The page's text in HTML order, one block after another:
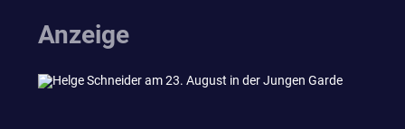
Anzeige